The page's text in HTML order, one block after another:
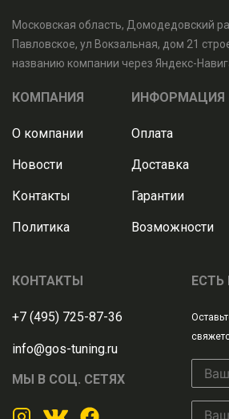
Московская область, Домодедовский
Павловское, ул Вокзальная, дом 21
названию компании через Яндекс-
КОМПАНИЯ
О компании
Новости
Контакты
Политика
ИНФОРМАЦИЯ
Оплата
Доставка
Гарантии
Возможности
КОНТАКТЫ
+7 (495) 725-87-36
info@gos-tuning.ru
МЫ В СОЦ. СЕТЯХ